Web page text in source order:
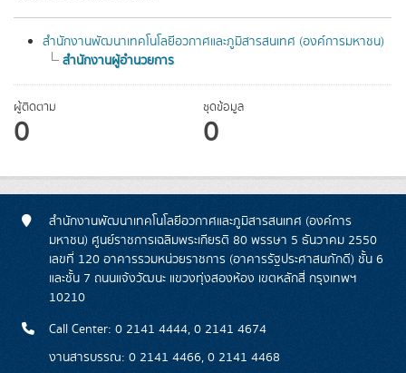
สำนักงานพัฒนาเทคโนโลยีอวกาศและภูมิสารสนเทศ (องค์การมหาชน)
สำนักงานผู้อำนวยการ
ผู้ติดตาม
0
ชุดข้อมูล
0
สำนักงานพัฒนาเทคโนโลยีอวกาศและภูมิสารสนเทศ (องค์การ
มหาชน) ศูนย์ราชการเฉลิมพระเกียรติ 80 พรรษา 5 ธันวาคม 2550
เลขที่ 120 อาคารรวมหน่วยราชการ (อาคารรัฐประศาสนภักดี) ชั้น 6
และชั้น 7 ถนนแจ้งวัฒนะ แขวงทุ่งสองห้อง เขตหลักสี่ กรุงเทพฯ
10210
Call Center: 0 2141 4444, 0 2141 4674
งานสารบรรณ: 0 2141 4466, 0 2141 4468